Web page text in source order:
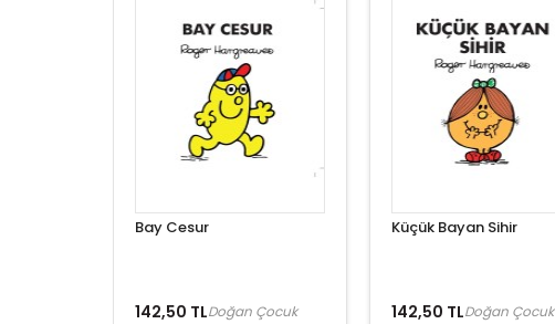
Bay Cesur
142,50 TLDoğan Çocuk
Küçük Bayan Sihir
142,50 TLDoğan Çocuk